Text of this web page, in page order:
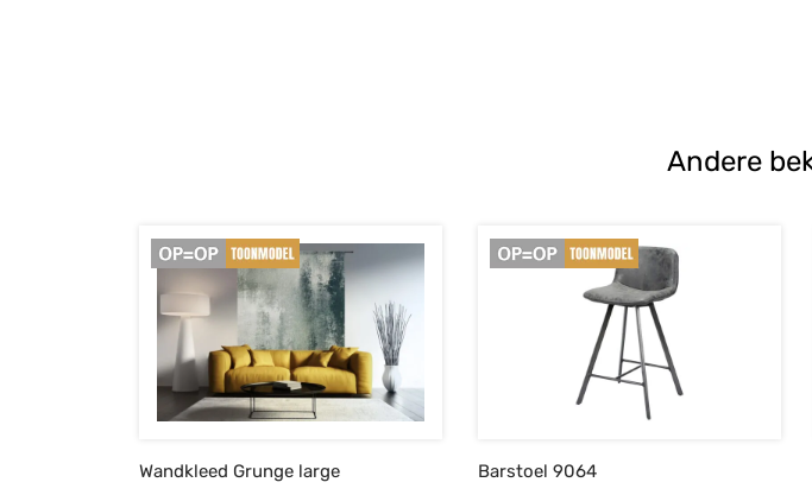
Andere
Wandkleed Grunge large Barstoel 9064